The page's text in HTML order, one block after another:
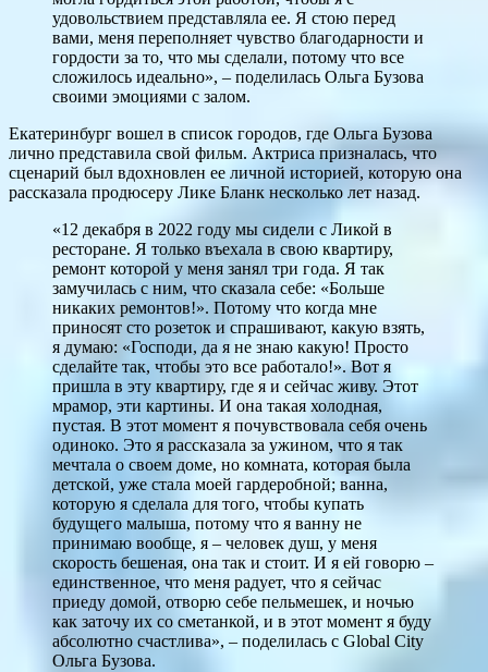
удовольствием представляла ее. Я стою перед
вами, меня переполняет чувство благодарности и
гордости за то, что мы сделали, потому что все
сложилось идеально», – поделилась Ольга Бузова
своими эмоциями с залом.
Екатеринбург вошел в список городов, где Ольга Бузова
лично представила свой фильм. Актриса призналась, что
сценарий был вдохновлен ее личной историей, которую она
рассказала продюсеру Лике Бланк несколько лет назад.
«12 декабря в 2022 году мы сидели с Ликой в
ресторане. Я только въехала в свою квартиру,
ремонт которой у меня занял три года. Я так
замучилась с ним, что сказала себе: «Больше
никаких ремонтов!». Потому что когда мне
приносят сто розеток и спрашивают, какую взять,
я думаю: «Господи, да я не знаю какую! Просто
сделайте так, чтобы это все работало!». Вот я
пришла в эту квартиру, где я и сейчас живу. Этот
мрамор, эти картины. И она такая холодная,
пустая. В этот момент я почувствовала себя очень
одиноко. Это я рассказала за ужином, что я так
мечтала о своем доме, но комната, которая была
детской, уже стала моей гардеробной; ванна,
которую я сделала для того, чтобы купать
будущего малыша, потому что я ванну не
принимаю вообще, я – человек душ, у меня
скорость бешеная, она так и стоит. И я ей говорю –
единственное, что меня радует, что я сейчас
приеду домой, отворю себе пельмешек, и ночью
как заточу их со сметанкой, и в этот момент я буду
абсолютно счастлива», – поделилась с Global City
Ольга Бузова.